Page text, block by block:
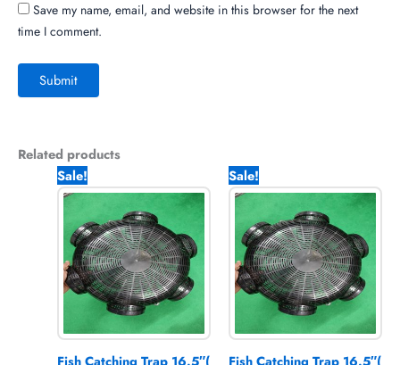
Save my name, email, and website in this browser for the next
time I comment.
Related products
Sale!
Fish Catching Trap 16.5″(
price
850.00৳ .
price
450.00৳ .
Sale!
Fish Catching Trap 16.5″(
price
3,870.00৳ .
price
is: